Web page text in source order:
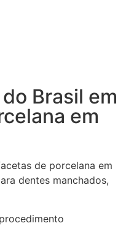
Brasil em
em
de porcelana em
dentes manchados,